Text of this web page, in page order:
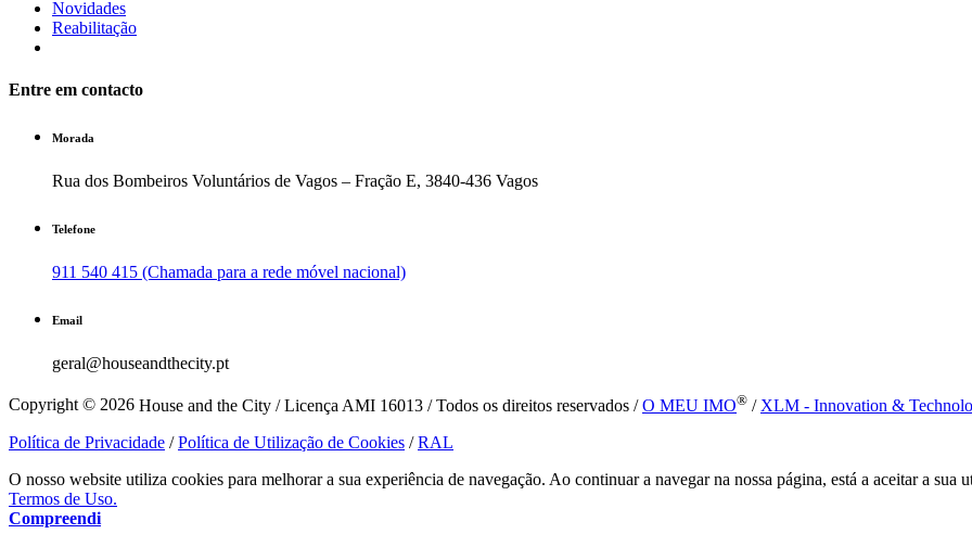
Novidades
Reabilitação
Entre em contacto
Morada
Rua dos Bombeiros Voluntários de Vagos – Fração E, 3840-436 Vagos
Telefone
911 540 415 (Chamada para a rede móvel nacional)
Email
geral@houseandthecity.pt
Copyright © 2026 House and the City / Licença AMI 16013 / Todos os direitos reservados /O MEU IMO® / XLM - Innovation &
Política de Privacidade /Política de Utilização de Cookies /RAL
O nosso website utiliza cookies para melhorar a sua experiência de navegação. Ao continuar a navegar na nossa página, está a aceitar a sua
Termos de Uso.
Compreendi